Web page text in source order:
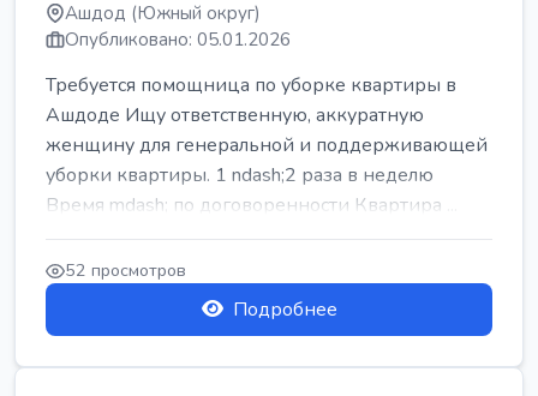
Ашдод (Южный округ)
Опубликовано: 05.01.2026
Требуется помощница по уборке квартиры в
Ашдоде Ищу ответственную, аккуратную
женщину для генеральной и поддерживающей
уборки квартиры. 1 ndash;2 раза в неделю
Время mdash; по договоренности Квартира ...
52 просмотров
Подробнее